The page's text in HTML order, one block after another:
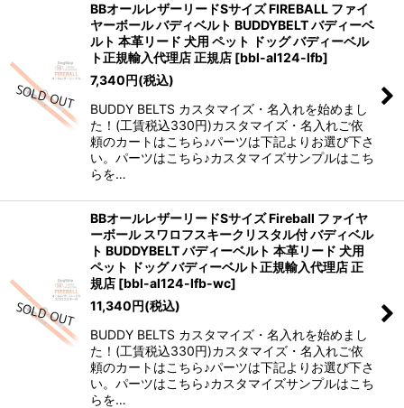
BBオールレザーリードSサイズ FIREBALL ファイ
ヤーボール バディベルト BUDDYBELT バディーベ
ルト 本革リード 犬用 ペット ドッグ バディーベル
ト正規輸入代理店 正規店 [bbl-al124-lfb]
7,340円(税込)
BUDDY BELTS カスタマイズ・名入れを始めまし
た！(工賃税込330円)カスタマイズ・名入れご依
頼のカートはこちら♪パーツは下記よりお選び下さ
い。パーツはこちら♪カスタマイズサンプルはこち
らを…
BBオールレザーリードSサイズ Fireball ファイヤ
ーボール スワロフスキークリスタル付 バディベル
ト BUDDYBELT バディーベルト 本革リード 犬用
ペット ドッグ バディーベルト正規輸入代理店 正
規店 [bbl-al124-lfb-wc]
11,340円(税込)
BUDDY BELTS カスタマイズ・名入れを始めまし
た！(工賃税込330円)カスタマイズ・名入れご依
頼のカートはこちら♪パーツは下記よりお選び下さ
い。パーツはこちら♪カスタマイズサンプルはこち
らを…